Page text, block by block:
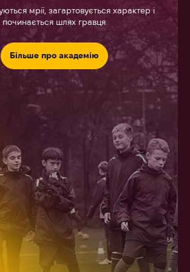
мрії, загартовується характер і
починається шлях гравця
Більше про академію